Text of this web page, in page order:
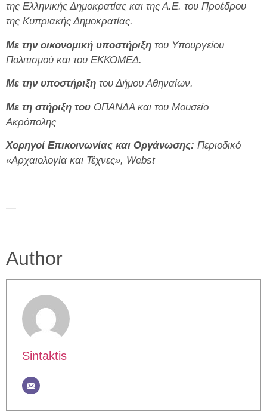
της Ελληνικής Δημοκρατίας και της Α.Ε. του Προέδρου
της Κυπριακής Δημοκρατίας.
Με την οικονομική υποστήριξη του Υπουργείου
Πολιτισμού και του ΕΚΚΟΜΕΔ.
Με την υποστήριξη του Δήμου Αθηναίων.
Με τη στήριξη του ΟΠΑΝΔΑ και του Μουσείο
Ακρόπολης
Χορηγοί Επικοινωνίας και Οργάνωσης: Περιοδικό
«Αρχαιολογία και Τέχνες», Webst
—
Author
Sintaktis